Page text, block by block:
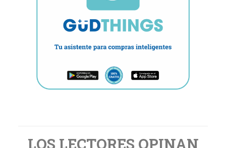
LOS LECTORES OPINAN